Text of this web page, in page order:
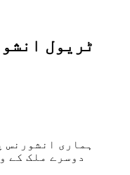
ہماری انشورنس
دوسرے ملک کے